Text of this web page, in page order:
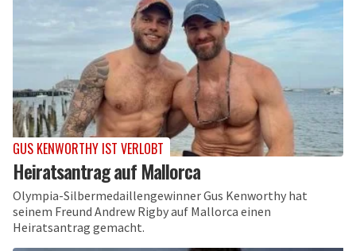
GUS KENWORTHY IST VERLOBT
Heiratsantrag auf Mallorca
Olympia-Silbermedaillengewinner Gus Kenworthy hat
seinem Freund Andrew Rigby auf Mallorca einen
Heiratsantrag gemacht.